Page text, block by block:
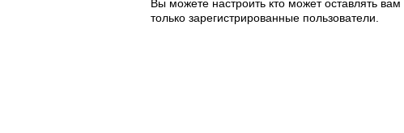
Вы можете настроить кто может оставлять вам
только зарегистрированные пользователи.